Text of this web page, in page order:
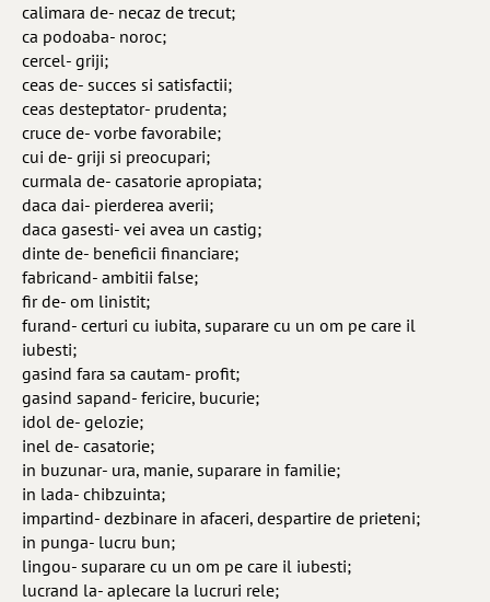
calimara de- necaz de trecut;
ca podoaba- noroc;
cercel- griji;
ceas de- succes si satisfactii;
ceas desteptator- prudenta;
cruce de- vorbe favorabile;
cui de- griji si preocupari;
curmala de- casatorie apropiata;
daca dai- pierderea averii;
daca gasesti- vei avea un castig;
dinte de- beneficii financiare;
fabricand- ambitii false;
fir de- om linistit;
furand- certuri cu iubita, suparare cu un om pe care il
iubesti;
gasind fara sa cautam- profit;
gasind sapand- fericire, bucurie;
idol de- gelozie;
inel de- casatorie;
in buzunar- ura, manie, suparare in familie;
in lada- chibzuinta;
impartind- dezbinare in afaceri, despartire de prieteni;
in punga- lucru bun;
lingou- suparare cu un om pe care il iubesti;
lucrand la- aplecare la lucruri rele;